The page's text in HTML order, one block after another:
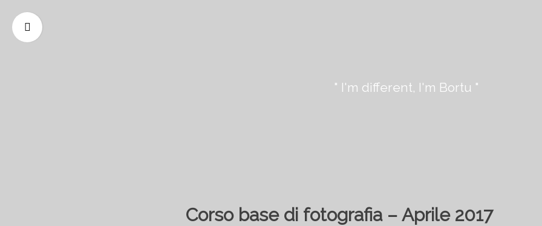
" I'm different, I'm Bortu "
Corso base di fotografia – Aprile 2017